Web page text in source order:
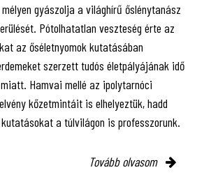
gyászolja a világhírű őslénytanász
Pótolhatatlan veszteség érte az
az őséletnyomok kutatásában
szerzett tudós életpályájának idő
Hamvai mellé az ipolytarnóci
kőzetmintáit is elhelyeztük, hadd
a túlvilágon is professzorunk.
Tovább olvasom